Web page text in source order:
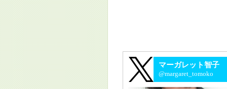
マーガレット智子
@margaret_tomoko